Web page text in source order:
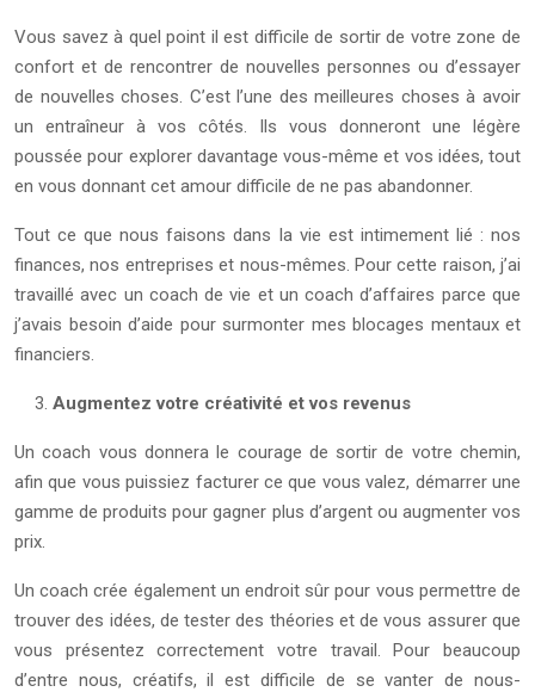
Vous savez à quel point il est difficile de sortir de votre zone de
confort et de rencontrer de nouvelles personnes ou d’essayer
de nouvelles choses. C’est l’une des meilleures choses à avoir
un entraîneur à vos côtés. Ils vous donneront une légère
poussée pour explorer davantage vous-même et vos idées, tout
en vous donnant cet amour difficile de ne pas abandonner.
Tout ce que nous faisons dans la vie est intimement lié : nos
finances, nos entreprises et nous-mêmes. Pour cette raison, j’ai
travaillé avec un coach de vie et un coach d’affaires parce que
j’avais besoin d’aide pour surmonter mes blocages mentaux et
financiers.
Augmentez votre créativité et vos revenus
Un coach vous donnera le courage de sortir de votre chemin,
afin que vous puissiez facturer ce que vous valez, démarrer une
gamme de produits pour gagner plus d’argent ou augmenter vos
prix.
Un coach crée également un endroit sûr pour vous permettre de
trouver des idées, de tester des théories et de vous assurer que
vous présentez correctement votre travail. Pour beaucoup
d’entre nous, créatifs, il est difficile de se vanter de nous-